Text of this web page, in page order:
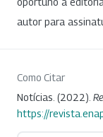
autor para
Como Citar
Notícias. (2022).
https://